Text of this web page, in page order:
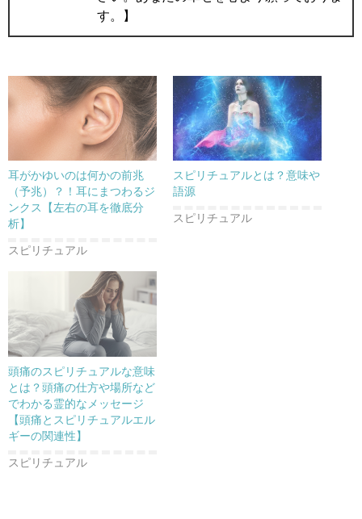
す。】
耳がかゆいのは何かの前兆
（予兆）？！耳にまつわるジ
ンクス【左右の耳を徹底分
析】
スピリチュアル
スピリチュアルとは？意味や
語源
スピリチュアル
頭痛のスピリチュアルな意味
とは？頭痛の仕方や場所など
でわかる霊的なメッセージ
【頭痛とスピリチュアルエル
ギーの関連性】
スピリチュアル